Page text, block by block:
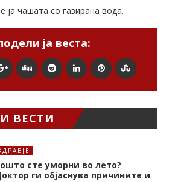
ја чашата со газирана вода.
ја веста:
ВЕСТИ
сте уморни во лето?
ги објаснува причините и